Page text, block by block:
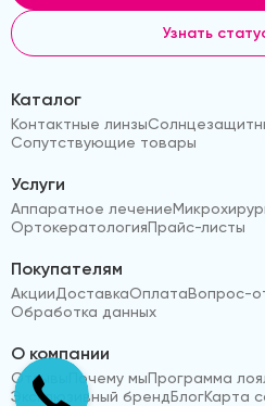
Узнать
Каталог
Контактные линзы
Сопутствующие товары
Услуги
Аппаратное лечение
ОртокератологияПрайс-листы
Покупателям
АкцииДоставкаОплатаВопрос-
Обработка данных
О компании
Отзывы Почему мыПрограмма
Эксклюзивный брендБлогКарта